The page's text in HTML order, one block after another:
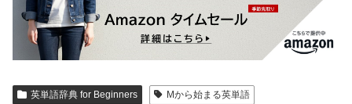
英単語辞典 for Beginners Mから始まる英単語